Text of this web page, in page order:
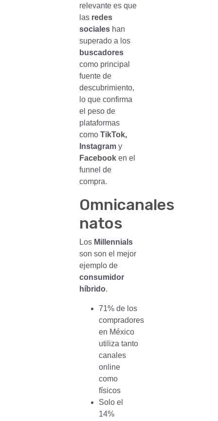
relevante es que
las redes
socialeshan
superado a los
buscadores
como principal
fuente de
descubrimiento,
lo que confirma
el peso de
plataformas
como TikTok,
Instagram y
Facebooken el
funnel de
compra.
Omnicanales
natos
Los Millennials
son son el mejor
ejemplo de
consumidor
híbrido.
71% de los
compradores
en México
utiliza tanto
canales
online
como
físicos
Solo el
14%